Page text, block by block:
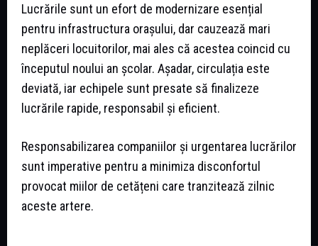
Lucrările sunt un efort de modernizare esențial
pentru infrastructura orașului, dar cauzează mari
neplăceri locuitorilor, mai ales că acestea coincid cu
începutul noului an școlar. Așadar, circulația este
deviată, iar echipele sunt presate să finalizeze
lucrările rapide, responsabil și eficient.
Responsabilizarea companiilor și urgentarea lucrărilor
sunt imperative pentru a minimiza disconfortul
provocat miilor de cetățeni care tranzitează zilnic
aceste artere.